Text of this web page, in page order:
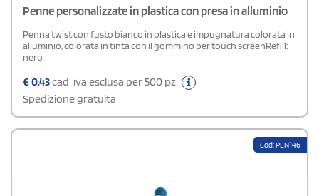
Penne personalizzate in plastica con presa in alluminio
Penna twist con fusto bianco in plastica e impugnatura colorata in
alluminio, colorata in tinta con il gommino per touch screenRefill:
nero
€0,43cad. iva esclusa per 500 pz
Spedizione gratuita
Cod: PEN146